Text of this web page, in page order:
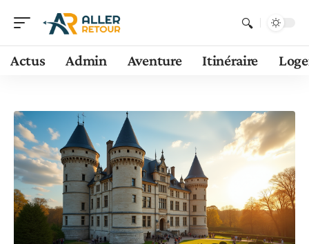
Actus Admin Aventure Itinéraire